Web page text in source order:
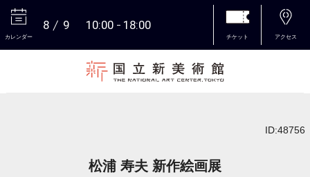
カレンダー
8 9 10:00 18:00
チケット アクセス
ID:48756
松浦 寿夫 新作絵画展